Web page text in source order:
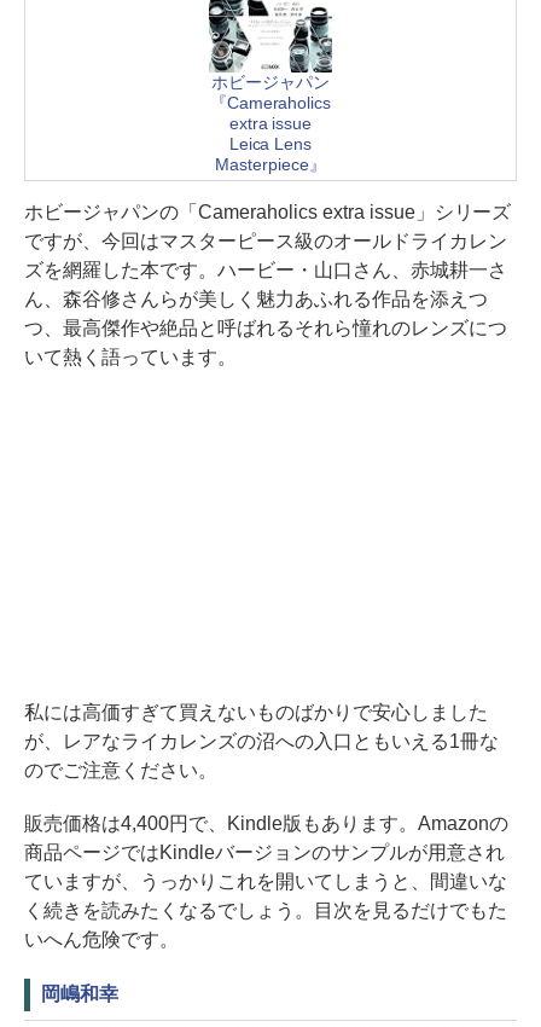
ホビージャパン
『Cameraholics
extra issue
Leica Lens
Masterpiece』
ホビージャパンの「Cameraholics extra issue」シリーズ
ですが、今回はマスターピース級のオールドライカレン
ズを網羅した本です。ハービー・山口さん、赤城耕一さ
ん、森谷修さんらが美しく魅力あふれる作品を添えつ
つ、最高傑作や絶品と呼ばれるそれら憧れのレンズにつ
いて熱く語っています。
私には高価すぎて買えないものばかりで安心しました
が、レアなライカレンズの沼への入口ともいえる1冊な
のでご注意ください。
販売価格は4,400円で、Kindle版もあります。Amazonの
商品ページではKindleバージョンのサンプルが用意され
ていますが、うっかりこれを開いてしまうと、間違いな
く続きを読みたくなるでしょう。目次を見るだけでもた
いへん危険です。
岡嶋和幸